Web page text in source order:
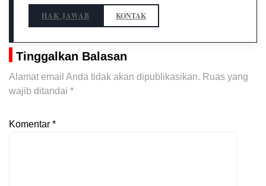
HAK JAWAB KONTAK
Tinggalkan Balasan
Alamat email Anda tidak akan dipublikasikan. Ruas yang
wajib ditandai *
Komentar *